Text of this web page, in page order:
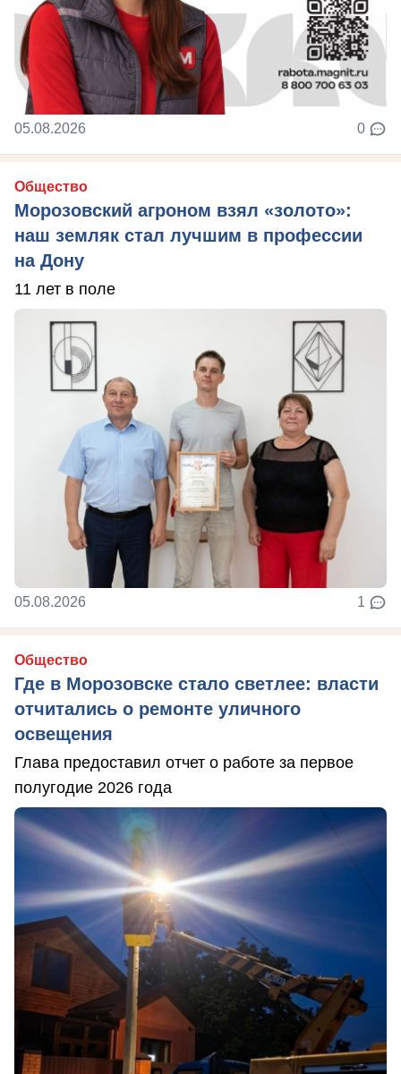
05.08.2026 0
Общество
Морозовский агроном взял «золото»:
наш земляк стал лучшим в профессии
на Дону
11 лет в поле
05.08.2026 1
Общество
Где в Морозовске стало светлее: власти
отчитались о ремонте уличного
освещения
Глава предоставил отчет о работе за первое
полугодие 2026 года